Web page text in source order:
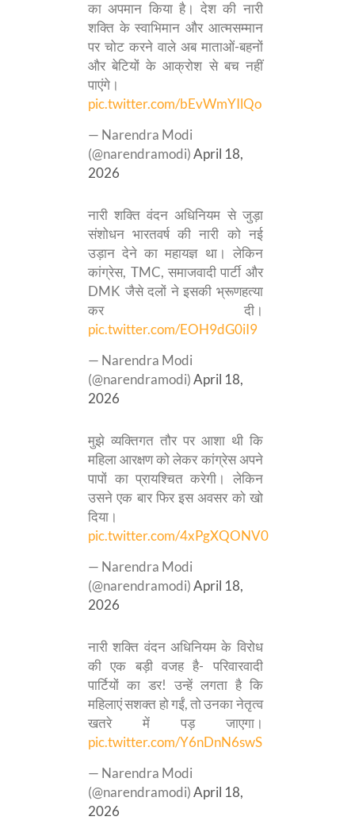
का अपमान किया है। देश की नारी
शक्ति के स्वाभिमान और आत्मसम्मान
पर चोट करने वाले अब माताओं-बहनों
और बेटियों के आक्रोश से बच नहीं
पाएंगे।
pic.twitter.com/bEvWmYIlQo
— Narendra Modi
(@narendramodi)April 18,
2026
नारी शक्ति वंदन अधिनियम से जुड़ा
संशोधन भारतवर्ष की नारी को नई
उड़ान देने का महायज्ञ था। लेकिन
कांग्रेस, TMC, समाजवादी पार्टी और
DMK जैसे दलों ने इसकी भ्रूणहत्या
कर दी।
pic.twitter.com/EOH9dG0iI9
— Narendra Modi
(@narendramodi)April 18,
2026
मुझे व्यक्तिगत तौर पर आशा थी कि
महिला आरक्षण को लेकर कांग्रेस अपने
पापों का प्रायश्चित करेगी। लेकिन
उसने एक बार फिर इस अवसर को खो
दिया।
pic.twitter.com/4xPgXQONV0
— Narendra Modi
(@narendramodi)April 18,
2026
नारी शक्ति वंदन अधिनियम के विरोध
की एक बड़ी वजह है- परिवारवादी
पार्टियों का डर! उन्हें लगता है कि
महिलाएं सशक्त हो गईं, तो उनका नेतृत्व
खतरे में पड़ जाएगा।
pic.twitter.com/Y6nDnN6swS
— Narendra Modi
(@narendramodi)April 18,
2026